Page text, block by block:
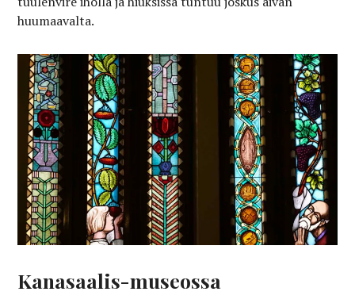
huumaavalta.
Kanasaalis-museossa